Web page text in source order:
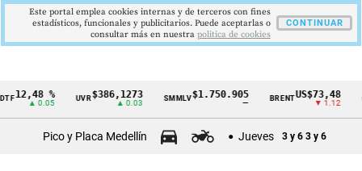
Cintillo
12,48 %
▲ 0.05
UVR$386,1273
▲ 0.03
SMMLV $1.750.905 BRENTUS$73,48
▼ 1.12
Pico y Placa Medellín Jueves 3 y 6 3 y 6
Este portal emplea cookies internas y de terceros con fines
estadísticos, funcionales y publicitarios. Puede aceptarlas o
consultar más en nuestra politica de cookies
CONTINUAR